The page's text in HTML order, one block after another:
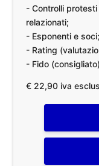
- Controlli
relazionati;
- Esponenti e soci;
- Rating
- Fido
€ 22,90 iva